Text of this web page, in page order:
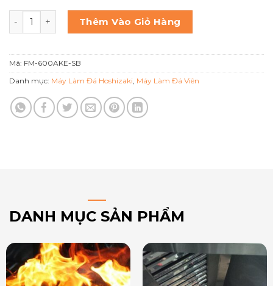
Máy làm đá vảy 600kg/ngày Hoshizaki FM-600AKE-SB số
Thêm Vào Giỏ Hàng
Mã: FM-600AKE-SB
Danh mục: Máy Làm Đá Hoshizaki, Máy Làm Đá Viên
DANH MỤC SẢN PHẨM